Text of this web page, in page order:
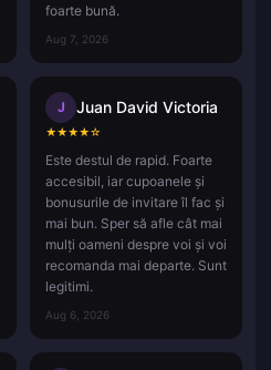
foarte bună.
Aug 7, 2026
J Juan David Victoria
★★★★☆
Este destul de rapid. Foarte
accesibil, iar cupoanele și
bonusurile de invitare îl fac și
mai bun. Sper să afle cât mai
mulți oameni despre voi și voi
recomanda mai departe. Sunt
legitimi.
Aug 6, 2026